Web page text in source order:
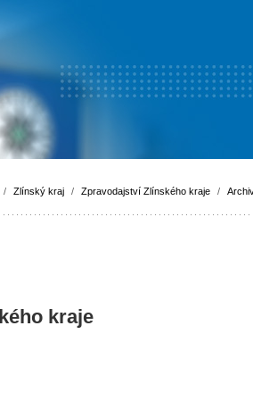
/ Zlínský kraj / Zpravodajství Zlínského kraje /
kraje